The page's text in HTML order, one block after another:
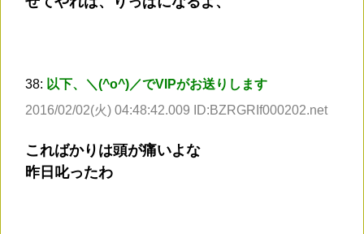
38: 以下、＼(^o^)／でVIPがお送りします
2016/02/02(火) 04:48:42.009 ID:BZRGRIf000202.net
こればかりは頭が痛いよな
昨日叱ったわ